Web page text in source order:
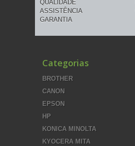
QUALIDADE
ASSISTÊNCIA
GARANTIA
Categorias
BROTHER
CANON
EPSON
HP
KONICA MINOLTA
KYOCERA MITA